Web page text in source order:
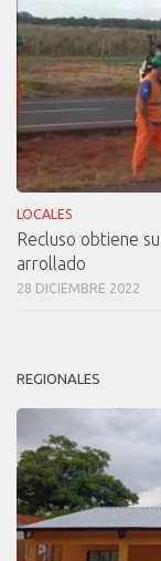
LOCALES
Recluso obtiene
arrollado
28 DICIEMBRE 2022
REGIONALES